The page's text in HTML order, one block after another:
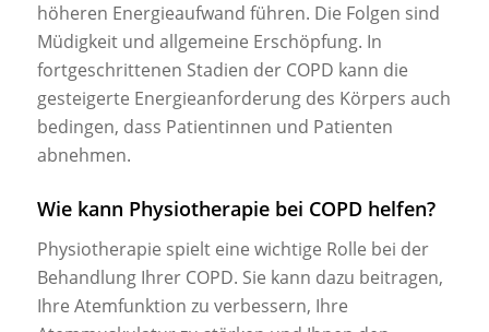
höheren Energieaufwand führen. Die Folgen sind
Müdigkeit und allgemeine Erschöpfung. In
fortgeschrittenen Stadien der COPD kann die
gesteigerte Energieanforderung des Körpers auch
bedingen, dass Patientinnen und Patienten
abnehmen.
Wie kann Physiotherapie bei COPD helfen?
Physiotherapie spielt eine wichtige Rolle bei der
Behandlung Ihrer COPD. Sie kann dazu beitragen,
Ihre Atemfunktion zu verbessern, Ihre